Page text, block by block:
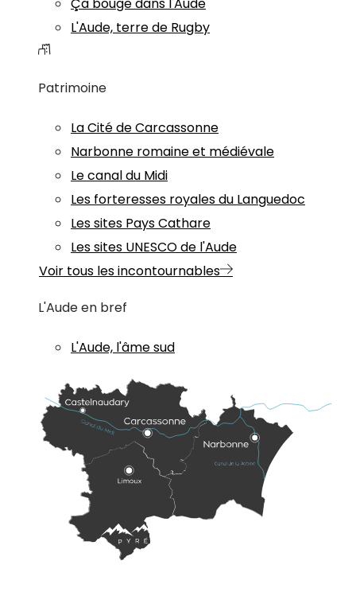
L'Aude, terre de Rugby
Patrimoine
La Cité de Carcassonne
Narbonne romaine et médiévale
Le canal du Midi
Les forteresses royales du Languedoc
Les sites Pays Cathare
Les sites UNESCO de l'Aude
Voir tous les incontournables
L'Aude en bref
L'Aude, l'âme sud